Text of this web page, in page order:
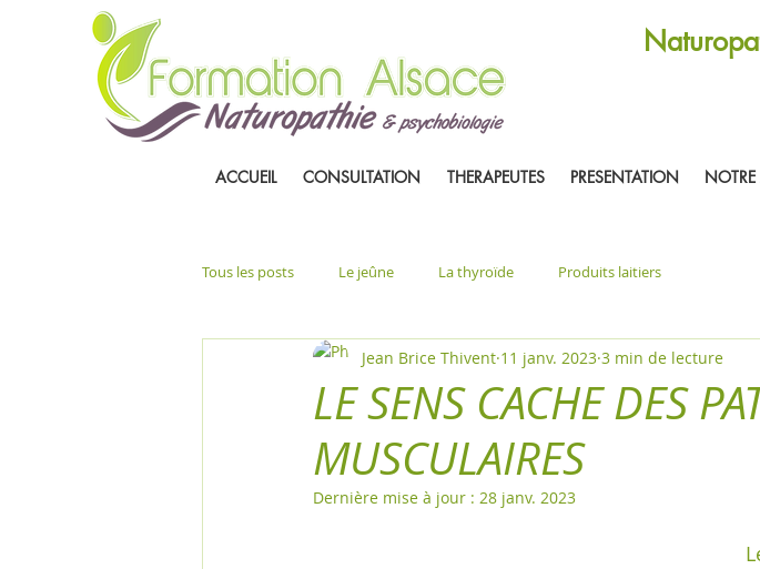
ACCUEIL CONSULTATION THERAPEUTES PRESENTATION NOTRE
Tous les posts Le jeûne La thyroïde Produits laitiers
LE SENS CACHE DES
MUSCULAIRES
Jean Brice Thivent 11 janv. 2023 3 min de lecture
Dernière mise à jour : 28 janv. 2023